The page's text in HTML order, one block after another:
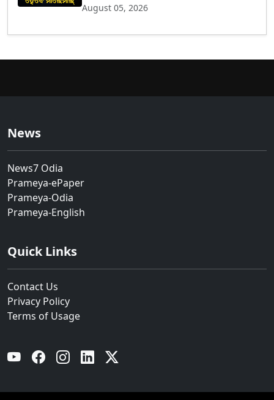
August 05, 2026
News
News7 Odia
Prameya-ePaper
Prameya-Odia
Prameya-English
Quick Links
Contact Us
Privacy Policy
Terms of Usage
YouTube Facebook Instagram Linkedin